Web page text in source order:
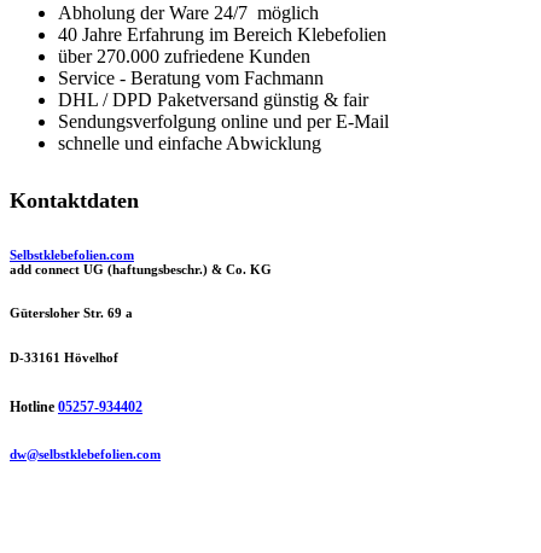
Abholung der Ware 24/7 möglich
40 Jahre Erfahrung im Bereich Klebefolien
über 270.000 zufriedene Kunden
Service - Beratung vom Fachmann
DHL / DPD Paketversand günstig & fair
Sendungsverfolgung online und per E-Mail
schnelle und einfache Abwicklung
Kontaktdaten
Selbstklebefolien.com
add connect UG (haftungsbeschr.) & Co. KG
Gütersloher Str. 69 a
D-33161 Hövelhof
Hotline 05257-934402
dw@selbstklebefolien.com